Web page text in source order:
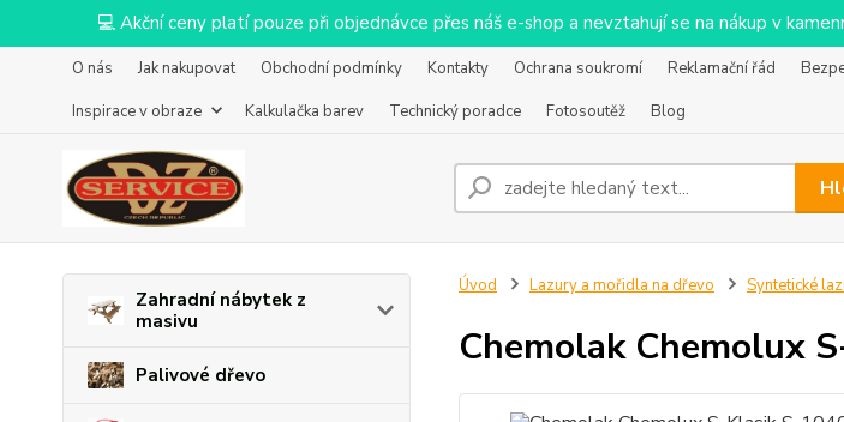
💻 Akční ceny platí pouze při objednávce přes náš e-shop a nevztahují se na nákup v
O nás Jak nakupovat Obchodní podmínky Kontakty Ochrana soukromí Reklamační řád
Inspirace v obraze
Kalkulačka barev Technický poradce Fotosoutěž Blog
Zahradní nábytek z
masivu
Palivové dřevo
Úvod Lazury a mořidla na dřevo Syntetické
Chemolak Chemolux